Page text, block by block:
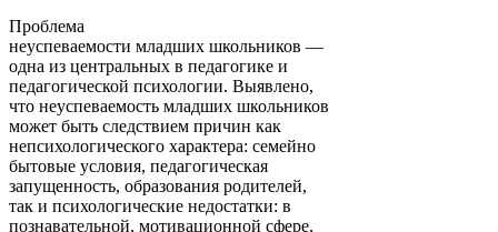
Проблема
неуспеваемости младших школьников —
одна из центральных в педагогике и
педагогической психологии. Выявлено,
что неуспеваемость младших школьников
может быть следствием причин как
непсихологического характера: семейно
бытовые условия, педагогическая
запущенность, образования родителей,
так и психологические недостатки: в
познавательной, мотивационной сфере,